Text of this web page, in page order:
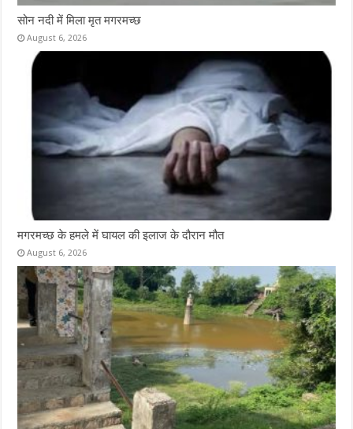
सोन नदी में मिला मृत मगरमच्छ
August 6, 2026
मगरमच्छ के हमले में घायल की इलाज के दौरान मौत
August 6, 2026